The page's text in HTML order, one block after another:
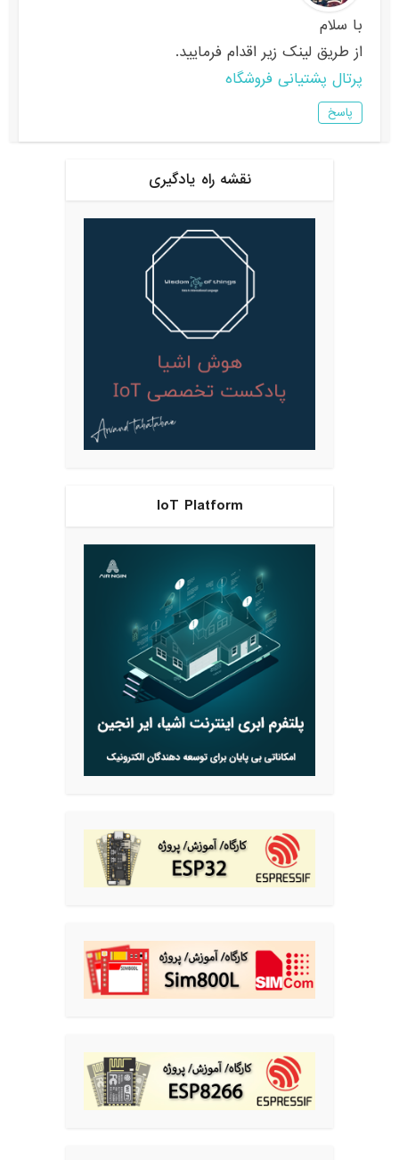
با سلام
از طریق لینک زیر اقدام فرمایید.
پرتال پشتیانی فروشگاه
پاسخ
نقشه راه یادگیری
IoT Platform